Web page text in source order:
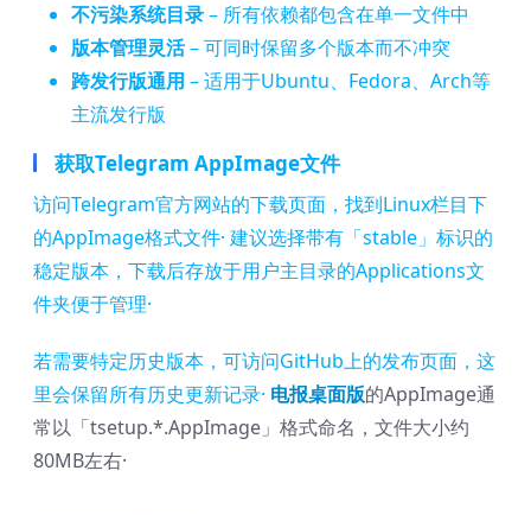
不污染系统目录– 所有依赖都包含在单一文件中
版本管理灵活– 可同时保留多个版本而不冲突
跨发行版通用 – 适用于Ubuntu、Fedora、Arch等
主流发行版
获取Telegram AppImage文件
访问Telegram官方网站的下载页面，找到Linux栏目下
的AppImage格式文件· 建议选择带有「stable」标识的
稳定版本，下载后存放于用户主目录的Applications文
件夹便于管理·
若需要特定历史版本，可访问GitHub上的发布页面，这
里会保留所有历史更新记录· 电报桌面版的AppImage通
常以「tsetup.*.AppImage」格式命名，文件大小约
80MB左右·